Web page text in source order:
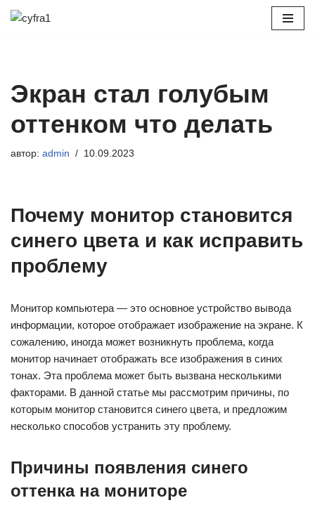
Экран стал голубым
оттенком что делать
автор: admin 10.09.2023
Почему монитор становится
синего цвета и как исправить
проблему
Монитор компьютера — это основное устройство вывода
информации, которое отображает изображение на экране. К
сожалению, иногда может возникнуть проблема, когда
монитор начинает отображать все изображения в синих
тонах. Эта проблема может быть вызвана несколькими
факторами. В данной статье мы рассмотрим причины, по
которым монитор становится синего цвета, и предложим
несколько способов устранить эту проблему.
Причины появления синего
оттенка на мониторе